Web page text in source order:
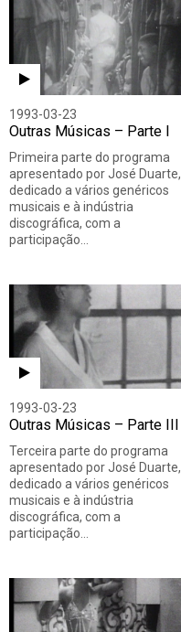
1993-03-23
Outras Músicas – Parte I
Primeira parte do programa
apresentado por José Duarte,
dedicado a vários genéricos
musicais e à indústria
discográfica, com a
participação…
1993-03-23
Outras Músicas – Parte III
Terceira parte do programa
apresentado por José Duarte,
dedicado a vários genéricos
musicais e à indústria
discográfica, com a
participação…